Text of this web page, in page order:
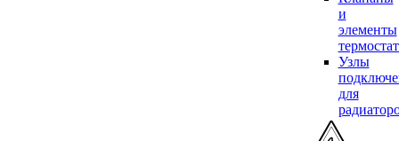
и
элементы
Узлы
для